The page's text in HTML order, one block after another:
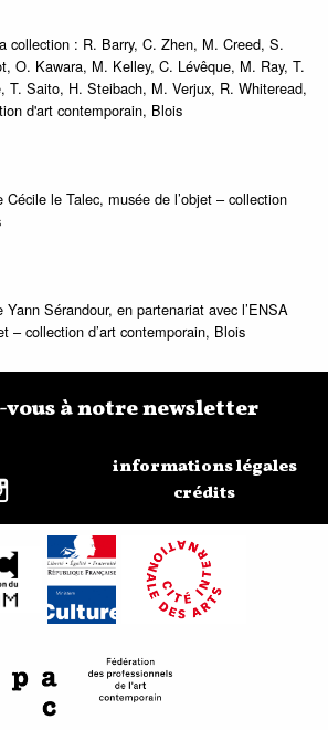
collection : R. Barry, C. Zhen, M. Creed, S.
O. Kawara, M. Kelley, C. Lévêque, M. Ray, T.
T. Saito, H. Steibach, M. Verjux, R. Whiteread,
d'art contemporain, Blois
le Talec, musée de l’objet – collection
Sérandour, en partenariat avec l’ENSA
– collection d’art contemporain, Blois
vous à notre newsletter
informations légales
crédits